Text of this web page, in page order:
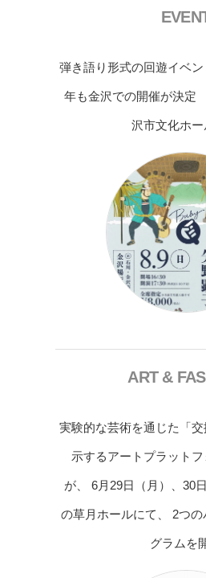
弾き語り形式の回遊イベ
年も金沢での開催が決
沢市文化ホー
ART &
実験的な芸術を通じた「
示するアートプラットフ
が、 6月29日（月）、30
の草月ホールにて、 2つ
グラムを